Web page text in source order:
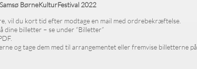
BørneKulturFestival 2022
vil du kort tid efter modtage en mail med ordrebekræftelse.
dine billetter – se under “Billetter”
og tage dem med til arrangementet eller fremvise billetterne på